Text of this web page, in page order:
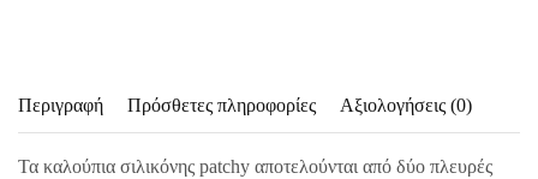
Περιγραφή Πρόσθετες πληροφορίες Αξιολογήσεις (0)
Τα καλούπια σιλικόνης patchy αποτελούνται από δύο πλευρές